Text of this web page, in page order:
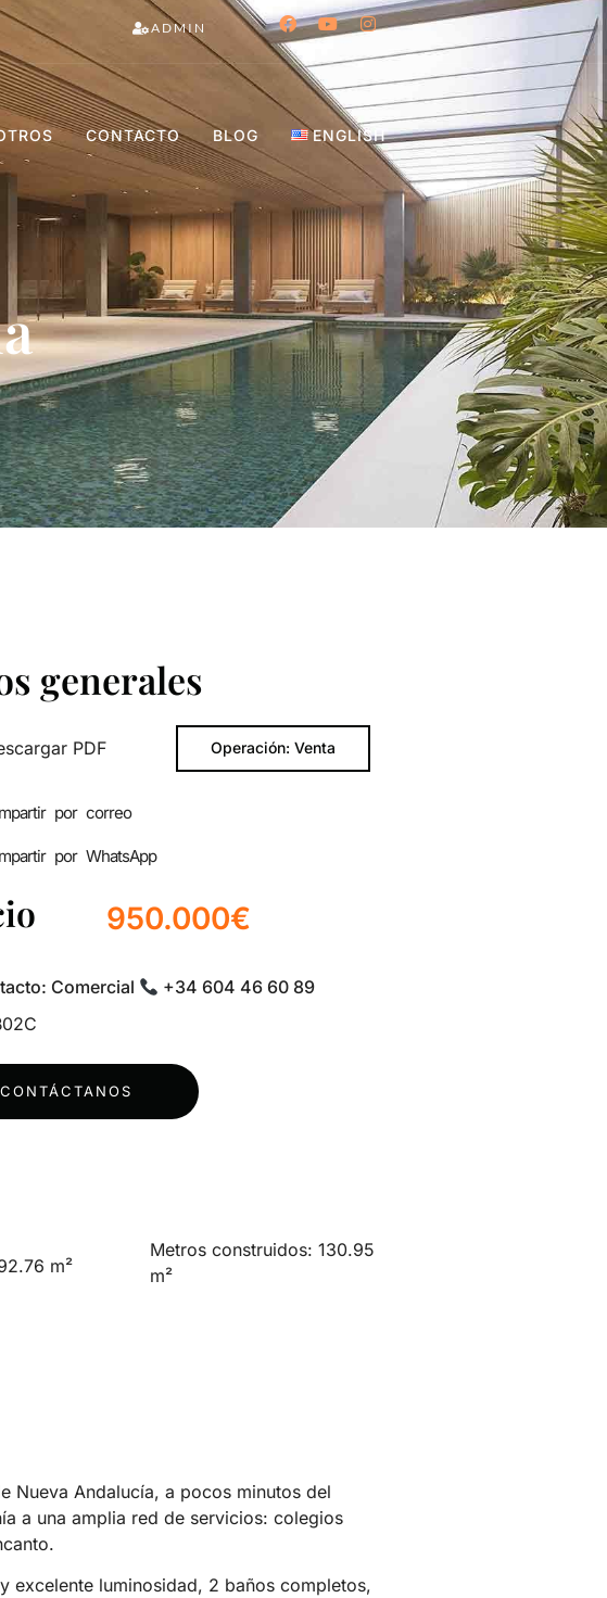
ADMIN
CONTACTO BLOG ENGLISH
generales
PDF Operación: Venta
por correo
por WhatsApp
950.000€
Comercial
+34 604 46 60 89
CONTÁCTANOS
m²
Metros construidos: 130.95
m²
Nueva Andalucía, a pocos minutos del
a una amplia red de servicios: colegios
excelente luminosidad, 2 baños completos,